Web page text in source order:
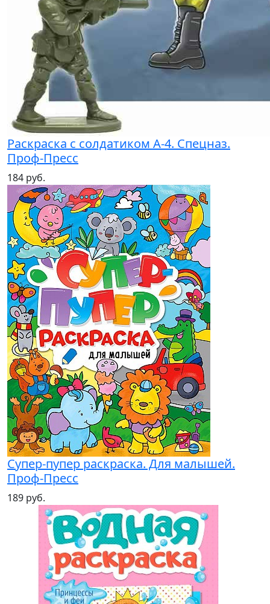
Раскраска с солдатиком А-4. Спецназ.
Проф-Пресс
184 руб.
Супер-пупер раскраска. Для малышей.
Проф-Пресс
189 руб.